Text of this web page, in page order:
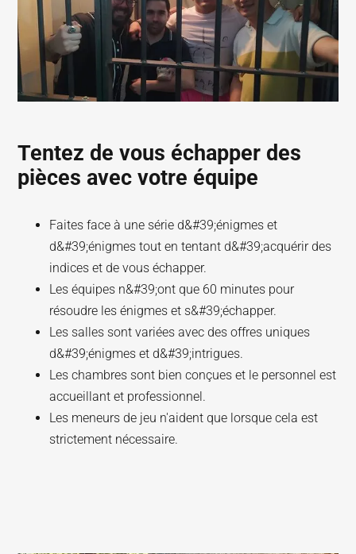
Tentez de vous échapper des
pièces avec votre équipe
Faites face à une série d&#39;énigmes et
d&#39;énigmes tout en tentant d&#39;acquérir des
indices et de vous échapper.
Les équipes n&#39;ont que 60 minutes pour
résoudre les énigmes et s&#39;échapper.
Les salles sont variées avec des offres uniques
d&#39;énigmes et d&#39;intrigues.
Les chambres sont bien conçues et le personnel est
accueillant et professionnel.
Les meneurs de jeu n'aident que lorsque cela est
strictement nécessaire.